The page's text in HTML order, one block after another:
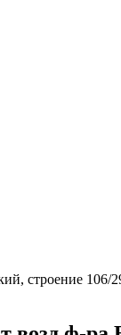
строение 106/